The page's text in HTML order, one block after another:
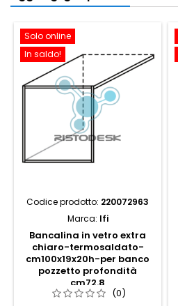
Solo online
In saldo!
Codice prodotto: 220072963
Marca: Ifi
Bancalina in vetro extra
chiaro-termosaldato-
cm100x19x20h-per banco
pozzetto profondità
cm72.8
(0)